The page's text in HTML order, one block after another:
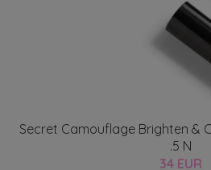
Secret Camouflage Brighten &
.5 N
34 EUR